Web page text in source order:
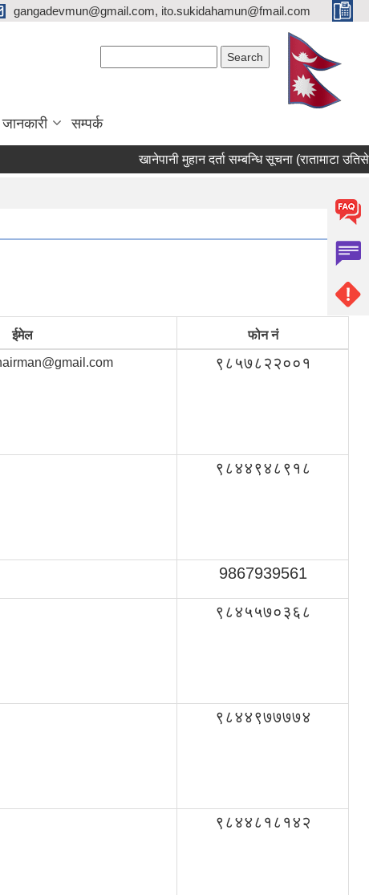
gangadevmun@gmail.com, ito.sukidahamun@fmail.com
सम्पर्क
खानेपानी मुहान दर्ता सम्बन्धि सूचना (रातामाटा
ईमेल फोन नं
९८५७८२२००१
९८४४९४८९१८
9867939561
९८४५५७०३६८
९८४४९७७७७४
९८४४८१८१४२